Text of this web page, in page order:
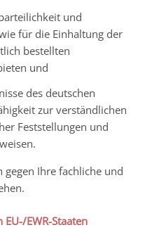
und
für die Einhaltung der
bestellten
und
des deutschen
zur verständlichen
Feststellungen und
gegen Ihre fachliche und
EWR-Staaten